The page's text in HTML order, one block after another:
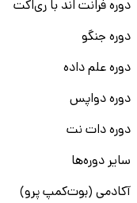
دوره فرانت اند با ری‌اکت
دوره جنگو
دوره علم داده
دوره دواپس
دوره دات نت
سایر دوره‌ها
آکادمی (بوت‌کمپ پرو)